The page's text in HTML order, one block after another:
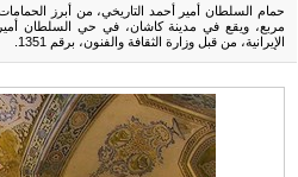
الإيرانية، من قبل وزارة الثقافة والفنون، برقم 1351.